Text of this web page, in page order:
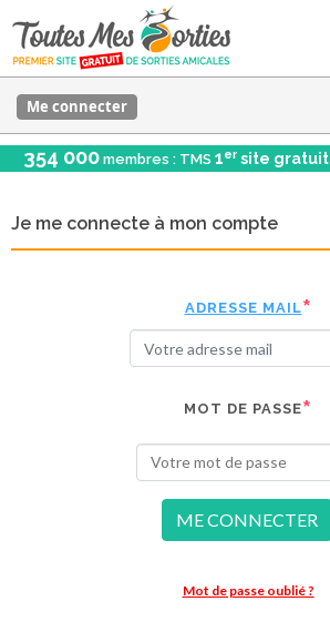
Me connecter
354 000 membres : TMS 1er site gratuit
Je me connecte à mon compte
ADRESSE MAIL
MOT DE PASSE
ME CONNECTER
Mot de passe oublié ?